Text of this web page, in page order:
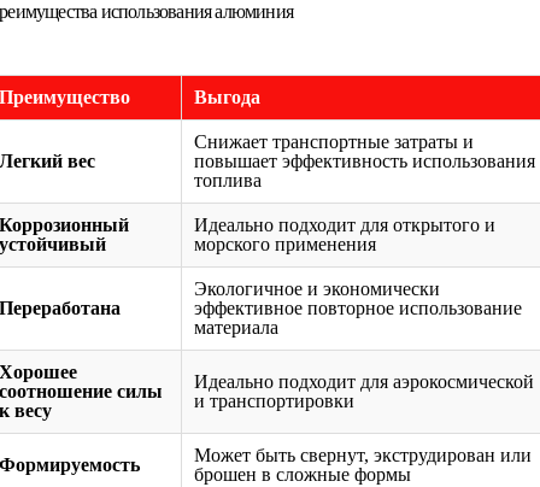
использования алюминия
Преимущество Выгода
Легкий вес
Снижает транспортные затраты и
повышает эффективность использования
топлива
Коррозионный
устойчивый
Идеально подходит для открытого и
морского применения
Переработана
Экологичное и экономически
эффективное повторное использование
материала
Хорошее
соотношение силы
к весу
Идеально подходит для аэрокосмической
и транспортировки
Формируемость
Может быть свернут, экструдирован или
брошен в сложные формы